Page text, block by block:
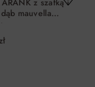
z szafką i
mauvella